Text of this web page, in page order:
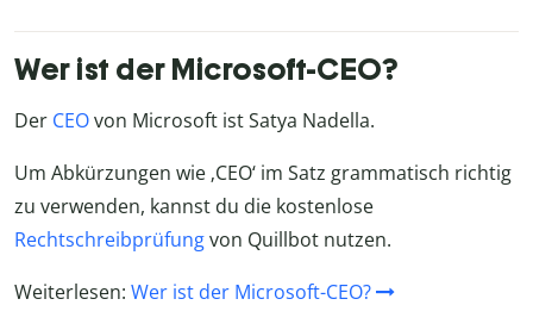
Wer ist der Microsoft-CEO?
Der CEOvon Microsoft ist Satya Nadella.
Um Abkürzungen wie ‚CEO‘ im Satz grammatisch richtig
zu verwenden, kannst du die kostenlose
Rechtschreibprüfungvon Quillbot nutzen.
Weiterlesen: Wer ist der Microsoft-CEO?